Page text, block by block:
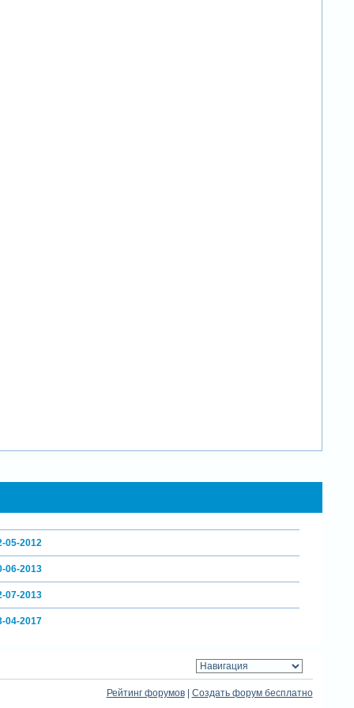
05-2012
06-2013
07-2013
04-2017
Рейтинг форумов| Создать форум бесплатно